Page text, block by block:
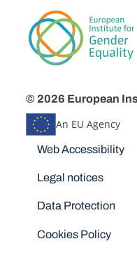
© 2026 European
An EU Agency
Disclaimers
Web Accessibility
Legal notices
Data Protection
Cookies Policy